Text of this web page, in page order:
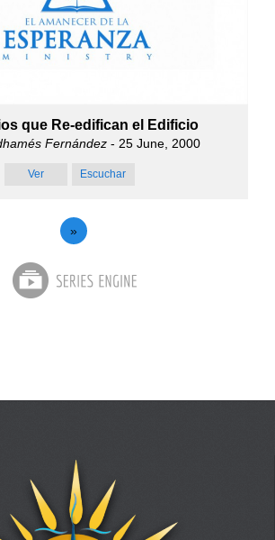
que Re-edifican el Edificio
Fernández- 25 June, 2000
Ver Escuchar
»